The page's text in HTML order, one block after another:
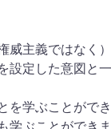
主義ではなく
定した意図と
学ぶことがで